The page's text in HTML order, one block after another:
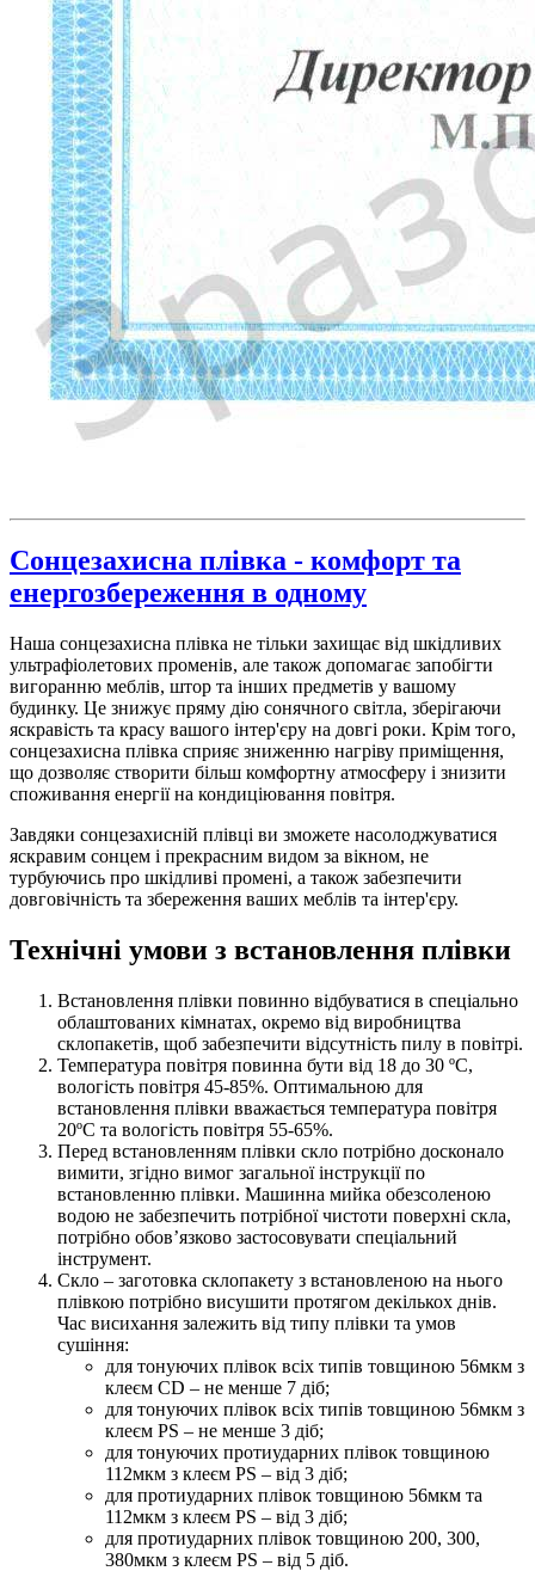
Сонцезахисна плівка - комфорт та
енергозбереження в одному
Наша сонцезахисна плівка не тільки захищає від шкідливих
ультрафіолетових променів, але також допомагає запобігти
вигоранню меблів, штор та інших предметів у вашому
будинку. Це знижує пряму дію сонячного світла, зберігаючи
яскравість та красу вашого інтер'єру на довгі роки. Крім того,
сонцезахисна плівка сприяє зниженню нагріву приміщення,
що дозволяє створити більш комфортну атмосферу і знизити
споживання енергії на кондиціювання повітря.
Завдяки сонцезахисній плівці ви зможете насолоджуватися
яскравим сонцем і прекрасним видом за вікном, не
турбуючись про шкідливі промені, а також забезпечити
довговічність та збереження ваших меблів та інтер'єру.
Технічні умови з встановлення плівки
Встановлення плівки повинно відбуватися в спеціально
облаштованих кімнатах, окремо від виробництва
склопакетів, щоб забезпечити відсутність пилу в повітрі.
Температура повітря повинна бути від 18 до 30 ºС,
вологість повітря 45-85%. Оптимальною для
встановлення плівки вважається температура повітря
20ºС та вологість повітря 55-65%.
Перед встановленням плівки скло потрібно досконало
вимити, згідно вимог загальної інструкції по
встановленню плівки. Машинна мийка обезсоленою
водою не забезпечить потрібної чистоти поверхні скла,
потрібно обов’язково застосовувати спеціальний
інструмент.
Скло – заготовка склопакету з встановленою на нього
плівкою потрібно висушити протягом декількох днів.
Час висихання залежить від типу плівки та умов
сушіння:
для тонуючих плівок всіх типів товщиною 56мкм з
клеєм CD – не менше 7 діб;
для тонуючих плівок всіх типів товщиною 56мкм з
клеєм PS – не менше 3 діб;
для тонуючих протиударних плівок товщиною
112мкм з клеєм PS – від 3 діб;
для протиударних плівок товщиною 56мкм та
112мкм з клеєм PS – від 3 діб;
для протиударних плівок товщиною 200, 300,
380мкм з клеєм PS – від 5 діб.